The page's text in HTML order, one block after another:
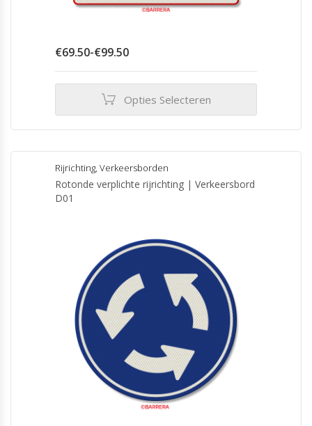
€69.50-€99.50Prijsklasse:
€99.50
Opties Selecteren
heeft
meerdere
variaties.
Deze
optie
productpagina
Rijrichting, Verkeersborden
Rotonde verplichte rijrichting | Verkeersbord
D01